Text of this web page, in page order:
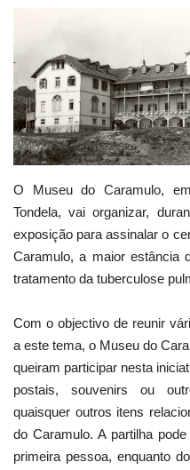
Educação
Estatuto Editorial
Saúde
Ficha técnica
Cultura
Lazer
Ambiente
O Museu do Caramulo,
Tondela, vai organizar,
exposição para assinalar o
Caramulo, a maior estância
tratamento da tuberculose
Com o objectivo de reunir
a este tema, o Museu do
queiram participar nesta
postais, souvenirs ou
quaisquer outros itens
do Caramulo. A partilha
primeira pessoa, enquanto